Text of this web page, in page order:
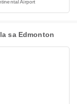
Airport
sa Edmonton